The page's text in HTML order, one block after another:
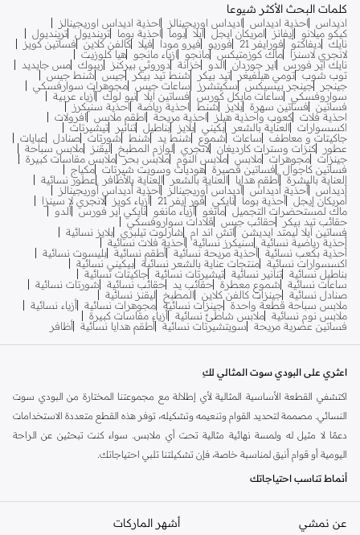
كلمات البحث الأكثر شيوعا
اديداس احذية اديداس اديداس اوريجينالز
احذية اديداس اوريجينالز
كيكو ميلانو
إيفانز امريكان ايجل ايلا بوما احذية بوما ترينديول ترينديول
نايك ديفاكتو فورايفر 21 فوريو فيرو مودا فيلا كالفن كلاين فساتين كويز
لانجري لاسنزا
ماك كوزمتيكس مانجو ازياء مانجو
هيا كلوزيت
نايك اير فورس
اير جوردان الدو خزانة دوروثي بيركنز ريبوك مس جايديد
توب شوب تومي هيلفيغر تيد بيكر شنط تيد بيكر جيس
شنط جيس
جينجر
جينجر بيسيكس سكيتشرز ساعات جيس مجوهرات سوارفسكي
سواروفسكي
ساعات مايكل كورس فساتين ايلا نيو لوك أزياء عربية
فساتين
فساتين سهرة بلايز شنط احذية رياضة
احذية سنيكرز
احذية فلات كعوب واحذية هيلز احذية مريحة اطقم ملابس
افرولات
اكسسوارات
العناية بالشعر بكيني بلايز بناطيل تنانير
تيشيرتات
جاكيتات و معاطف
ساعات شموع شنط يد شنط شورتات صنادل
عبايات
عطور
كنزات وسترات كارديغان لانجري لوازم المطبخ ليقنز
ملابس سباحة
جينزات مجوهرات ملابس ملابس النوم ملابس بحر ملابس مقاسات كبيرة
فساتين كاجوال
فساتين قصيرة هوديات وسويت شيرتات مكياج
العناية بالبشرة أطقم هدايا العناية بالشعر العناية بالأظافر
عطور نسائية
أديداس أحذية أديداس أديداس أوريجينالز
أحذية أديداس أوريجينالز
أمريكان إيجل أحذية بوما نايكي فور إيفر 21 أزياء كويز
لانجري لا سينزا
ماك لمستحضرات التجميل مانغو أزياء مانغو نايكي اير فورس ألدو
حقائب تيد بيكر
حقائب جيس
قلادات سواروفسكي
فساتين ايلا ليمتد ايديشن
اتش اند ام شارلوت تيلبري بلايز نسائية
أحذية رياضية نسائية
سنيكرز نسائية أحذية فلات نسائية
أحذية بكعب نسائية أحذية مريحة نسائية أطقم نسائية بليسوت نسائية
اكسسوارات نسائية منتجات عناية بالشعر نسائية بيكيني نسائية
بناطيل نسائية تنانير نسائية تيشيرتات نسائية جاكيتات نسائية
ساعات نسائية
شموع معطرة حقائب يد حقائب نسائية
شورتات نسائية
صنادل نسائية جينزات كالفن كلاين المطبخ
ليقنز نسائية
ملابس سباحة قطعة واحدة جينزات نسائية مجوهرات نسائية أزياء نسائية
ملابس نوم نسائية ملابس شاطئ نسائية أزياء مقاسات كبيرة
فساتين عصرية مريحة
سويتشيرتات نسائية أطقم هدايا نسائية أظافر
اعثري على البودي سوت المثالي لكِ
اكتشفي القطعة الأساسية المثالية لأي إطلالة مع مجموعتنا المختارة من البودي سوت
النسائي. مصممة لتحديد القوام وتنعيمه وتشكيله، توفر هذه القطع متعددة الاستخدامات
دعمًا لا مثيل له ولمسة نهائية مثالية تحت أي ملابس. سواء كنت تبحثين عن الراحة
اليومية أو قوام أنيق لمناسبة خاصة، فإن تشكيلتنا تلبي احتياجاتك.
أنماط تناسب احتياجاتك
استكشفي مجموعة متنوعة من الأنماط المصممة للراحة والثقة:
بودي سوت بتصميم ثونغ:
للحصول على مظهر سلس تحت الملابس الضيقة.
عن نمشي أشهر الماركات